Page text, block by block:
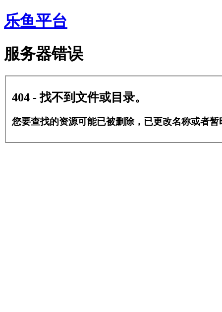
乐鱼平台
服务器错误
404 - 找不到文件或目录。
您要查找的资源可能已被删除，已更改名称或者暂